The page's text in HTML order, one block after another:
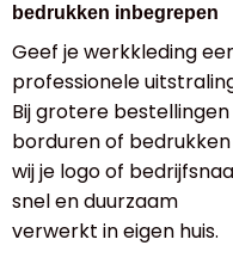
bedrukken inbegrepen
Geef je werkkleding
professionele
Bij grotere bestellingen
borduren of bedrukken
wij je logo of
snel en duurzaam
verwerkt in eigen huis.